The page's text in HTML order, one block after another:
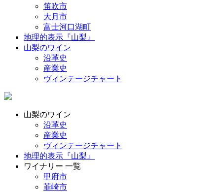
笛吹市
大月市
富士河口湖町
地理的表示『山梨』
山梨のワイン
沿革史
産業史
ヴィンテージチャート
山梨のワイン
沿革史
産業史
ヴィンテージチャート
地理的表示『山梨』
ワイナリー 一覧
甲府市
韮崎市